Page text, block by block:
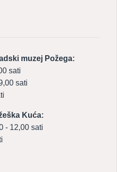
muzej Požega:
sati
sati
Kuća:
- 12,00 sati